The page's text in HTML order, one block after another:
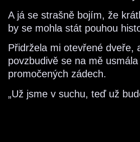
A já se strašně bojím, že
by se mohla stát pouhou
Přidržela mi otevřené dveře,
povzbudivě se na mě
promočených zádech.
„Už jsme v suchu, teď už